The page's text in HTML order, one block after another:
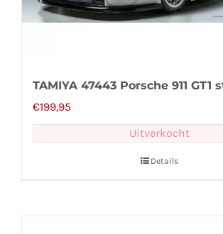
TAMIYA 47443 Porsche 911 GT1
€199,95
Uitverkocht
Details